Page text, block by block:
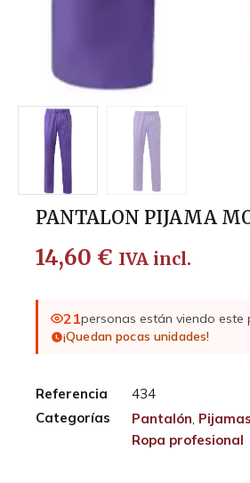
PANTALON PIJAMA
14,60 € IVA incl.
21personas están viendo
¡Quedan pocas unidades!
Referencia
434
Categorías
Pantalón, Pijamas
Ropa profesional